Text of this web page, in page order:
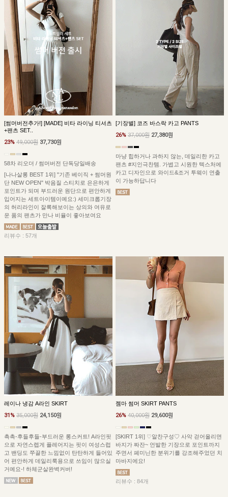
[썸머버전추가!] [MADE] 비타 라이닝 티셔츠
+팬츠 SET..
23% 49,000원 37,730원
58차 리오더 / 썸머버전 단독당일배송
[나나살롱 BEST 1위] "기존 베이직 + 썸머원
단 NEW OPEN" 박음질 스티치로 은은하게
포인트가 되며 부드러운 원단으로 편안하게
입어지는 세트아이템이예요:) 세미크롭기장
의 허리라인이 잘록해보이는 상의와 여유로
운 품의 팬츠가 만나 비율이 좋아보여요
리뷰수 : 57개
[기장별] 코즈 바스락 카고 PANTS
26% 37,000원 27,380원
마냥 힙하거나 과하지 않는, 데일리한 카고
팬츠 #지인극찬템. 가볍고 시원한 텍스처에
카고 디자인으로 와이드&조거 투웨이 연출
이 가능하답니다
레이나 냉감 A라인 SKIRT
31% 35,000원 24,150원
촉촉-후들후들-부드러운 롱스커트! A라인핏
으로 자연스렙게 플레어지는 핏이 여성스럽
고 밴딩도 쭈끌한 느낌없이 탄탄하게 들어있
어 편안하게 데일리룩용으로 쓰임이 많으실
거예요-! 하체군살완벽커버!
젬마 썸머 SKIRT PANTS
26% 40,000원 29,600원
[SKIRT 1위] ♡알찬구성♡ 사악 걷어올리면
바지가 짜잔~ 언발한 기장으로 포인트까지
주면서 페미닌한 분위기를 강조해주었던 치
마바지에요!
리뷰수 : 84개